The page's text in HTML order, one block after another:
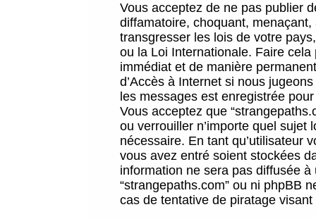
Vous acceptez de ne pas publier
diffamatoire, choquant,
transgresser les lois de votre
ou la Loi Internationale. Faire
immédiat et de manière
d’Accès à Internet si nous
les messages est enregistrée
Vous acceptez que
ou verrouiller n’importe quel sujet
nécessaire. En tant qu’utilisateur
vous avez entré soient stockées
information ne sera pas diffusée
“strangepaths.com” ou ni phpBB
cas de tentative de piratage